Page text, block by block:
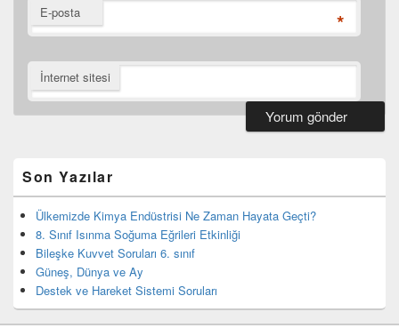
E-posta *
İnternet sitesi
bar
eklenti
bölgesi
Son Yazılar
Ülkemizde Kimya Endüstrisi Ne Zaman Hayata Geçti?
8. Sınıf Isınma Soğuma Eğrileri Etkinliği
Bileşke Kuvvet Soruları 6. sınıf
Güneş, Dünya ve Ay
Destek ve Hareket Sistemi Soruları